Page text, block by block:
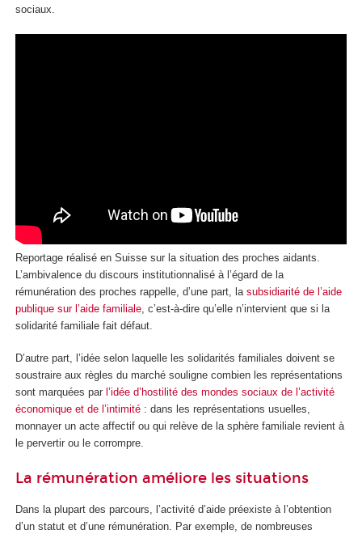
sociaux.
Reportage réalisé en Suisse sur la situation des proches aidants.
L’ambivalence du discours institutionnalisé à l’égard de la
rémunération des proches rappelle, d’une part, la subsidiarité de l’aide
publique sur l’aide familiale , c’est-à-dire qu’elle n’intervient que si la
solidarité familiale fait défaut.
D’autre part, l’idée selon laquelle les solidarités familiales doivent se
soustraire aux règles du marché souligne combien les représentations
sont marquées par l’idée d’hostilité des mondes sociaux de l’activité
économique et de l’intimité : dans les représentations usuelles,
monnayer un acte affectif ou qui relève de la sphère familiale revient à
le pervertir ou le corrompre.
La rémunération améliore les situations
Dans la plupart des parcours, l’activité d’aide préexiste à l’obtention
d’un statut et d’une rémunération. Par exemple, de nombreuses